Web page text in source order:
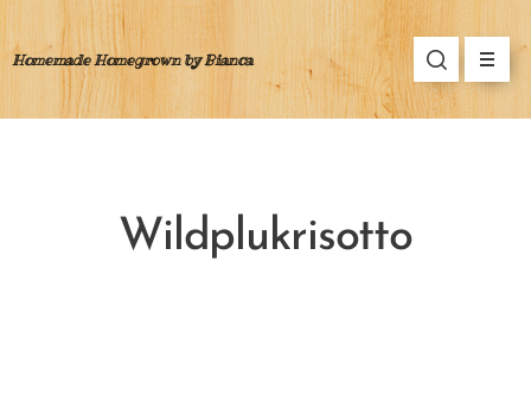
Homemade Homegrown by Bianca
Wildplukrisotto